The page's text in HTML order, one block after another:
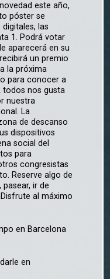
este año,
póster se
las
1. Podrá votar
aparecerá en su
un premio
la próxima
para conocer a
todos nos gusta
nuestra
La
de descanso
dispositivos
social del
para
congresistas
Reserve algo de
ir de
al máximo
en Barcelona
en